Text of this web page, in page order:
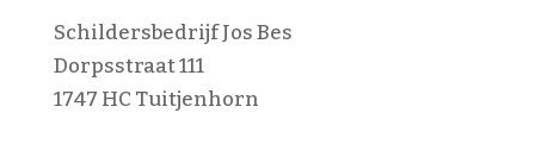
Schildersbedrijf Jos Bes
Dorpsstraat 111
1747 HC Tuitjenhorn